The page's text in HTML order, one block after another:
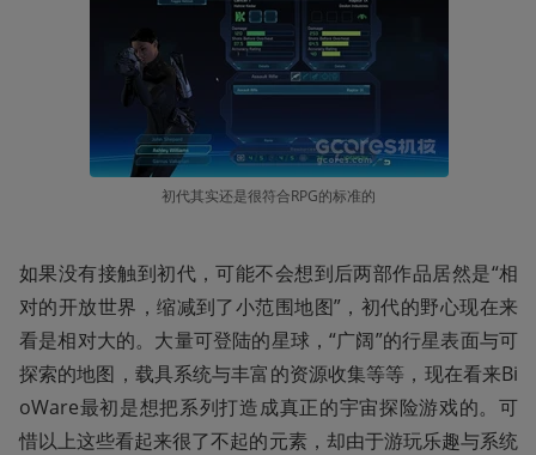
初代其实还是很符合RPG的标准的
如果没有接触到初代，可能不会想到后两部作品居然是“相
对的开放世界，缩减到了小范围地图”，初代的野心现在来
看是相对大的。大量可登陆的星球，“广阔”的行星表面与可
探索的地图，载具系统与丰富的资源收集等等，现在看来Bi
oWare最初是想把系列打造成真正的宇宙探险游戏的。可
惜以上这些看起来很了不起的元素，却由于游玩乐趣与系统